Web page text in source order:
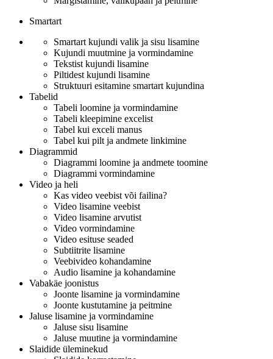
Smartart
Smartart kujundi valik ja sisu lisamine
Kujundi muutmine ja vormindamine
Tekstist kujundi lisamine
Piltidest kujundi lisamine
Struktuuri esitamine smartart kujundina
Tabelid
Tabeli loomine ja vormindamine
Tabeli kleepimine excelist
Tabel kui exceli manus
Tabel kui pilt ja andmete linkimine
Diagrammid
Diagrammi loomine ja andmete toomine
Diagrammi vormindamine
Video ja heli
Kas video veebist või failina?
Video lisamine veebist
Video lisamine arvutist
Video vormindamine
Video esituse seaded
Subtiitrite lisamine
Veebivideo kohandamine
Audio lisamine ja kohandamine
Vabakäe joonistus
Joonte lisamine ja vormindamine
Joonte kustutamine ja peitmine
Jaluse lisamine ja vormindamine
Jaluse sisu lisamine
Jaluse muutine ja vormindamine
Slaidide üleminekud